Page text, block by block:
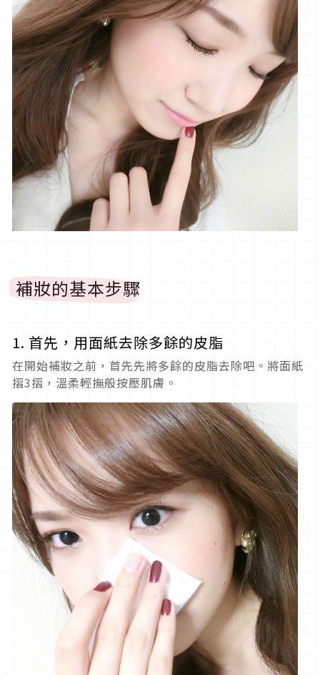
補妝的基本步驟
1. 首先，用面紙去除多餘的皮脂
在開始補妝之前，首先先將多餘的皮脂去除吧。將面紙
摺3摺，溫柔輕撫般按壓肌膚。